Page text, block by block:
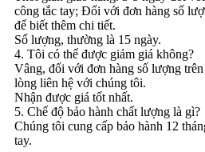
công tắc tay; Đối với đơn hàng số
để biết thêm chi tiết.
Số lượng, thường là 15 ngày.
4. Tôi có thể được giảm giá không?
Vâng, đối với đơn hàng số lượng
lòng liên hệ với chúng tôi.
Nhận được giá tốt nhất.
5. Chế độ bảo hành chất lượng là gì?
Chúng tôi cung cấp bảo hành 12
tay.